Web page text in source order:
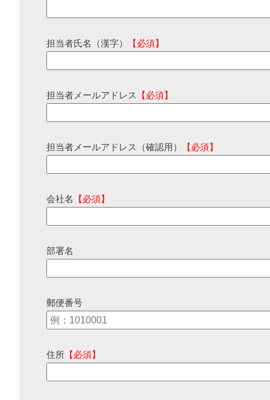
担当者氏名（漢字） 【必須】
担当者メールアドレス 【必須】
担当者メールアドレス（確認用） 【必須】
会社名 【必須】
部署名
郵便番号
住所 【必須】